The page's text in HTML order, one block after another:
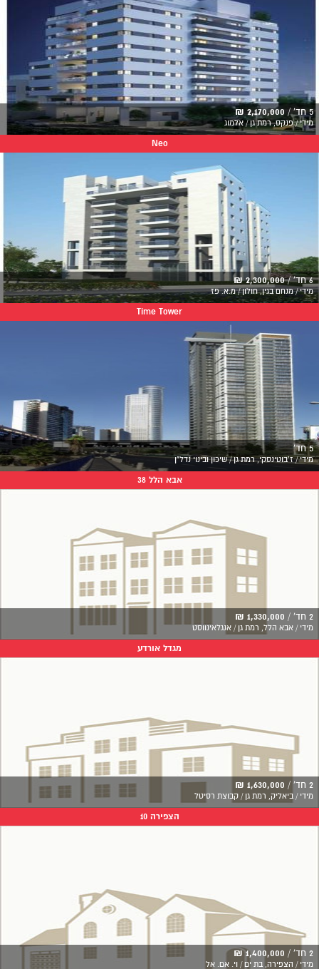
5 חד' / 2,170,000 ₪
מידי / פנקס, רמת גן / אלמוג
Neo
6 חד' / 2,300,000 ₪
מידי / מנחם בגין, חולון / מ.א. פז
Time Tower
5 חד'
מידי / ז'בוטינסקי, רמת גן / שיכון ובינוי נדל"ן
אבא הלל 38
2 חד' / 1,330,000 ₪
מידי / אבא הלל, רמת גן / אנגלאינווסט
מגדל אורדע
2 חד' / 1,630,000 ₪
מידי / ביאליק, רמת גן / קבוצת רסיטל
הצפירה 10
2 חד' / 1,400,000 ₪
מידי / הצפירה, בת ים / וי. אם. אל